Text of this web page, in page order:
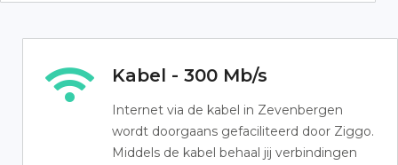
Kabel - 300 Mb/s
Internet via de kabel in Zevenbergen
wordt doorgaans gefaciliteerd door Ziggo.
Middels de kabel behaal jij verbindingen